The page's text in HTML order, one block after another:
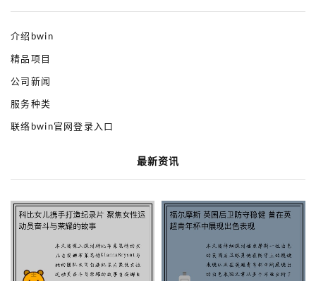
介绍bwin
精品项目
公司新闻
服务种类
联络bwin官网登录入口
最新资讯